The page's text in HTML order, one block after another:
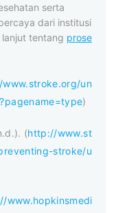
serta
dari institusi
tentang prose
un
)
(http://www.st
stroke/u
www.hopkinsmedi